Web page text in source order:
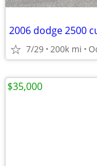
2006 dodge 2500
7/29 200k mi
$35,000